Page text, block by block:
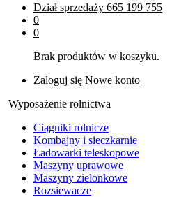
Dział sprzedaży 665 199 755
0
0
Brak produktów w koszyku.
Zaloguj się Nowe konto
Wyposażenie rolnictwa
Ciągniki rolnicze
Kombajny i sieczkarnie
Ładowarki teleskopowe
Maszyny uprawowe
Maszyny zielonkowe
Rozsiewacze